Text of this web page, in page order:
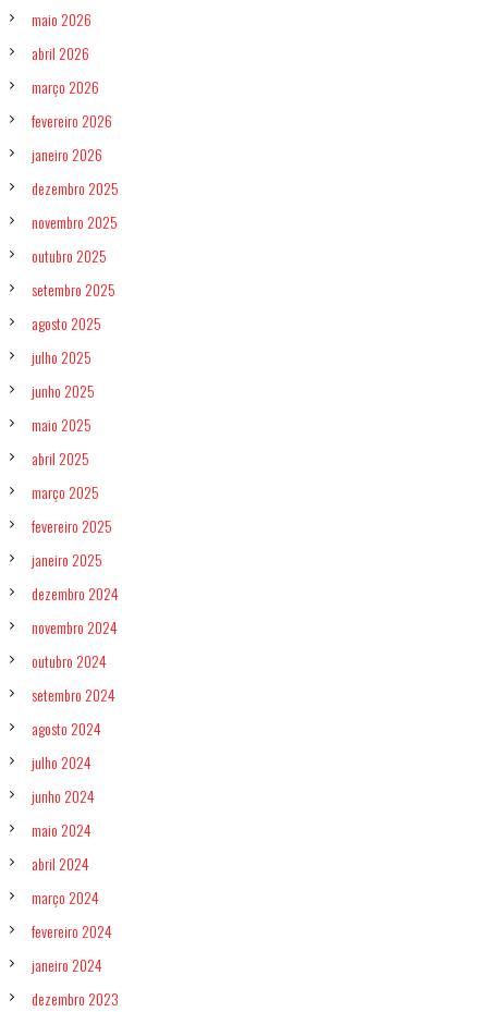
p
o
s
t
s
maio 2026
abril 2026
março 2026
fevereiro 2026
janeiro 2026
dezembro 2025
novembro 2025
outubro 2025
setembro 2025
agosto 2025
julho 2025
junho 2025
maio 2025
abril 2025
março 2025
fevereiro 2025
janeiro 2025
dezembro 2024
novembro 2024
outubro 2024
setembro 2024
agosto 2024
julho 2024
junho 2024
maio 2024
abril 2024
março 2024
fevereiro 2024
janeiro 2024
dezembro 2023